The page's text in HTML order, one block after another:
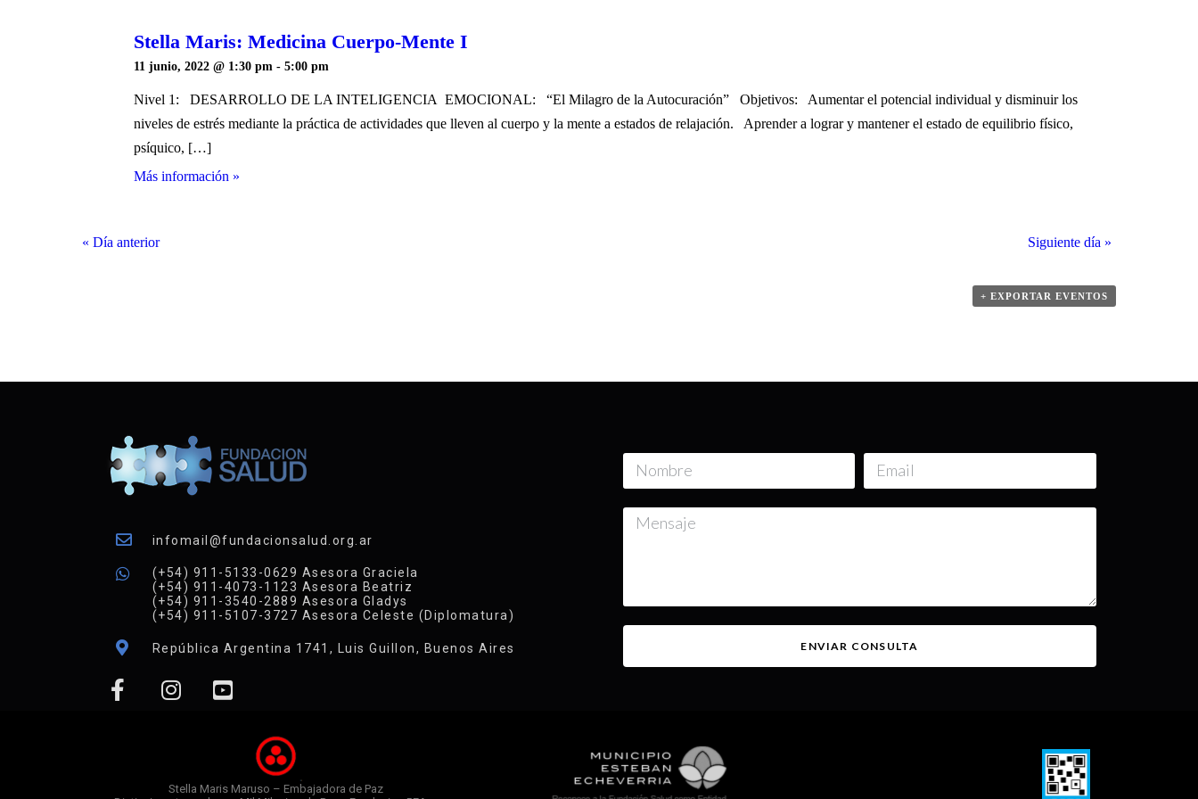
Stella Maris: Medicina Cuerpo-Mente I
11 junio, 2022 @ 1:30 pm - 5:00 pm
Nivel 1: DESARROLLO DE LA INTELIGENCIA EMOCIONAL: “El Milagro de la Autocuración” Objetivos: Aumentar el potencial individual y disminuir los
niveles de estrés mediante la práctica de actividades que lleven al cuerpo y la mente a estados de relajación. Aprender a lograr y mantener el estado de equilibrio físico,
psíquico, […]
Más información »
« Día anterior Siguiente día »
+ EXPORTAR EVENTOS
infomail@fundacionsalud.org.ar
(+54) 911-5133-0629 Asesora Graciela
(+54) 911-4073-1123 Asesora Beatriz
(+54) 911-3540-2889 Asesora Gladys
(+54) 911-5107-3727 Asesora Celeste (Diplomatura)
República Argentina 1741, Luis Guillon, Buenos Aires ENVIAR CONSULTA
Stella Maris Maruso – Embajadora de Paz